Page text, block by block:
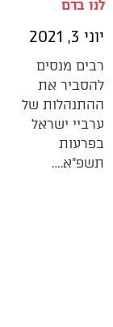
לנו בדם
יוני 3, 2021
רבים מנסים
להסביר את
ההתנהלות של
ערביי ישראל
בפרעות
תשפ”א.…